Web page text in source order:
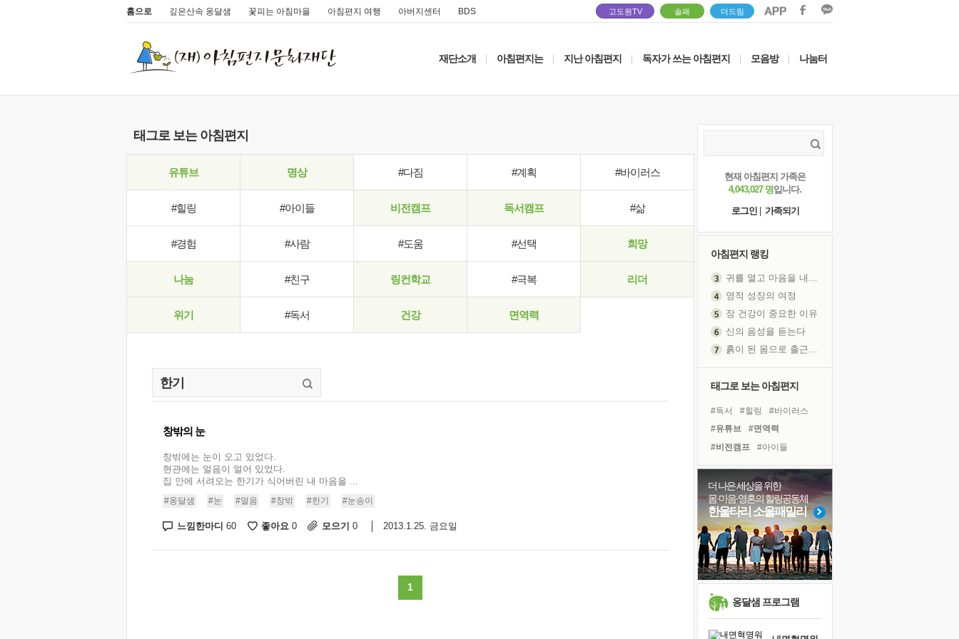
홈으로 깊은산속 옹달샘 꽃피는 아침마을 아침편지 여행 아버지센터 BDS 고도원TV 솔패 더드림
재단소개 아침편지는 지난 아침편지 독자가 쓰는 아침편지 모음방 나눔터
태그로 보는 아침편지
유튜브 명상 #다짐 #계획 #바이러스
#힐링 #아이들 비전캠프 독서캠프 #삶
#경험 #사람 #도움 #선택 희망
나눔 #친구 링컨학교 #극복 리더
위기 #독서 건강 면역력
창밖의 눈
창밖에는 눈이 오고 있었다.
현관에는 얼음이 얼어 있었다.
집 안에 서려오는 한기가 식어버린 내 마음을 ...
#옹달샘 #눈 #얼음 #창밖 #한기 #눈송이
느낌한마디 60 좋아요 0 모으기 0 2013.1.25. 금요일
1
현재 아침편지 가족은
4,043,027 명입니다.
로그인
가족되기
아침편지 랭킹
귀를 열고 마음을 내어주고
영적 성장의 여정
장 건강이 중요한 이유
신의 음성을 듣는다
흙이 된 몸으로 출근하는 여자
졸업식 사진을 보며
극심한 변비, 어깨결림, 수면 장애
아픈 아버지를 위한 공간 설계
슬럼프
보고 싶은 어머니
유년 시절의 부산 영도 바다
못된 꼰대들
희망이란
'모른다'는 것
태그로 보는 아침편지
#독서 #힐링
#바이러스
#유튜브
#면역력
#비전캠프
#아이들
#선택
#삶 #계획
#건강
#경험
#다짐
#명상
#독서캠프
#위기
#리더
#도움
#극복
#친구
#희망
더 나은 세상을 위한
몸·마음·영혼의 힐링공동체
한울타리 소울패밀리
옹달샘 프로그램